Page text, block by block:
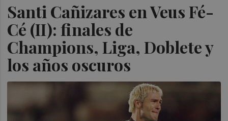
Santi Cañizares en Veus Fé-
Cé (II): finales de
Champions, Liga, Doblete y
los años oscuros